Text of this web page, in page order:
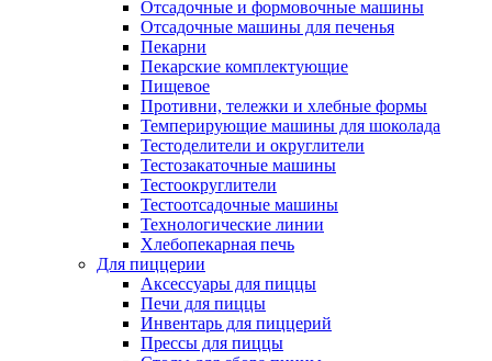
Отсадочные и формовочные машины
Отсадочные машины для печенья
Пекарни
Пекарские комплектующие
Пищевое
Противни, тележки и хлебные формы
Темперирующие машины для шоколада
Тестоделители и округлители
Тестозакаточные машины
Тестоокруглители
Тестоотсадочные машины
Технологические линии
Хлебопекарная печь
Для пиццерии
Аксессуары для пиццы
Печи для пиццы
Инвентарь для пиццерий
Прессы для пиццы